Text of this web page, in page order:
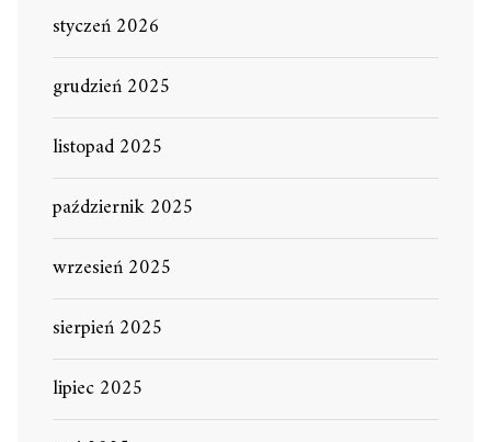
styczeń 2026
grudzień 2025
listopad 2025
październik 2025
wrzesień 2025
sierpień 2025
lipiec 2025